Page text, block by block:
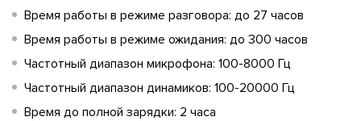
Время работы в режиме разговора: до 27 часов
Время работы в режиме ожидания: до 300 часов
Частотный диапазон микрофона: 100-8000 Гц
Частотный диапазон динамиков: 100-20000 Гц
Время до полной зарядки: 2 часа